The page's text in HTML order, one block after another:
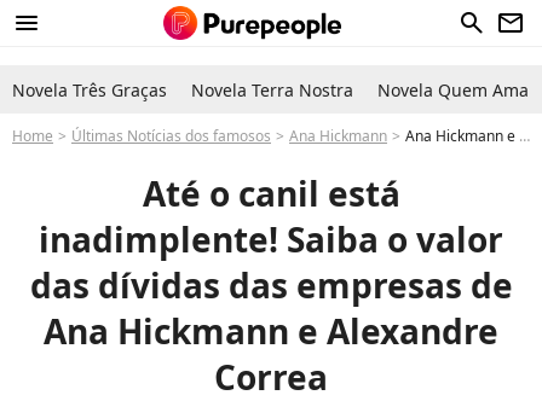
menu search newsletter
Novela Três Graças Novela Terra Nostra Novela Quem Ama
Home Últimas Notícias dos famosos Ana Hickmann Ana Hickmann e Alexandre Correa falidos? Saiba o valor das dívidas milionárias das empresas do ex-casal
Até o canil está
inadimplente! Saiba o valor
das dívidas das empresas de
Ana Hickmann e Alexandre
Correa